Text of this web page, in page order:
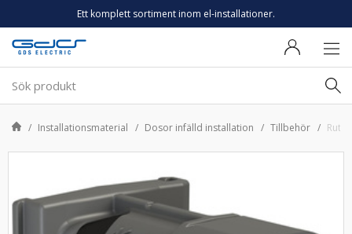
Ett komplett sortiment inom el-installationer.
Installationsmaterial Dosor infälld installation Tillbehör